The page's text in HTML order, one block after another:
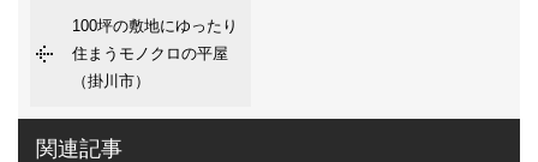
100坪の敷地にゆったり
住まうモノクロの平屋
（掛川市）
関連記事